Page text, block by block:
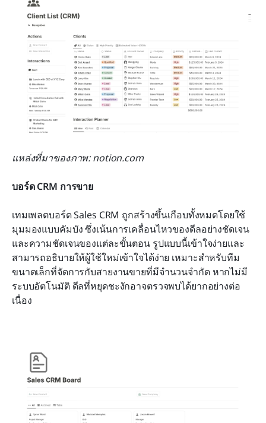
แหล่งที่มาของภาพ: notion.com
บอร์ด CRM การขาย
เทมเพลตบอร์ด Sales CRM ถูกสร้างขึ้นเกือบทั้งหมดโดยใช้
มุมมองแบบคัมบัง ซึ่งเน้นการเคลื่อนไหวของดีลอย่างชัดเจน
และความชัดเจนของแต่ละขั้นตอน รูปแบบนี้เข้าใจง่ายและ
สามารถอธิบายให้ผู้ใช้ใหม่เข้าใจได้ง่าย เหมาะสำหรับทีม
ขนาดเล็กที่จัดการกับสายงานขายที่มีจำนวนจำกัด หากไม่มี
ระบบอัตโนมัติ ดีลที่หยุดชะงักอาจตรวจพบได้ยากอย่างต่อ
เนื่อง